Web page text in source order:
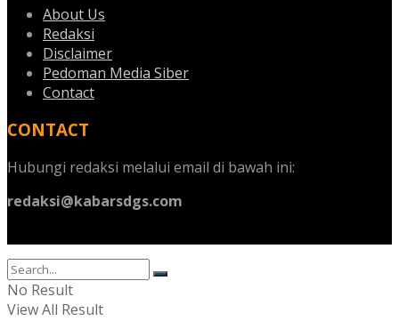
About Us
Redaksi
Disclaimer
Pedoman Media Siber
Contact
CONTACT
Hubungi redaksi melalui email di bawah ini:
redaksi@kabarsdgs.com
No Result
View All Result